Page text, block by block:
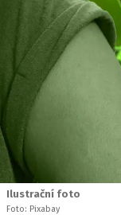
Ilustrační foto
Foto: Pixabay